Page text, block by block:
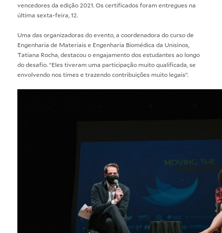
vencedores da edição 2021. Os certificados foram entregues na
última sexta-feira, 12.
Uma das organizadoras do evento, a coordenadora do curso de
Engenharia de Materiais e Engenharia Biomédica da Unisinos,
Tatiana Rocha, destacou o engajamento dos estudantes ao longo
do desafio. “Eles tiveram uma participação muito qualificada, se
envolvendo nos times e trazendo contribuições muito legais”.